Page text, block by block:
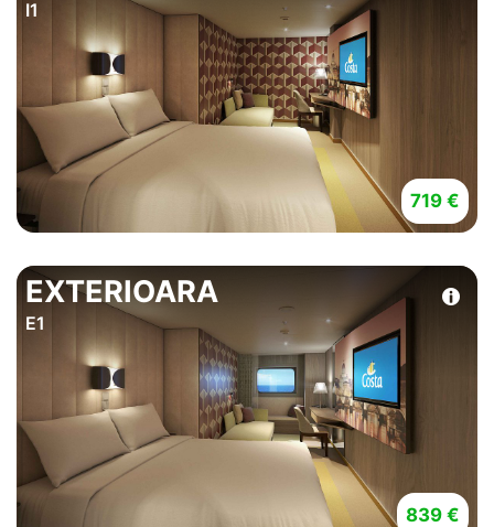
I1
719 €
EXTERIOARA
E1
839 €